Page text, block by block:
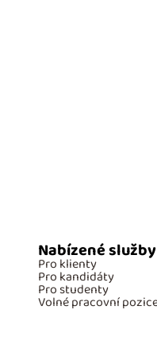
Nabízené služby
Pro klienty
Pro kandidáty
Pro studenty
Volné pracovní